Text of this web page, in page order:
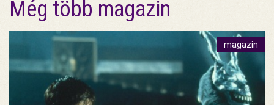
Még több magazin
magazin